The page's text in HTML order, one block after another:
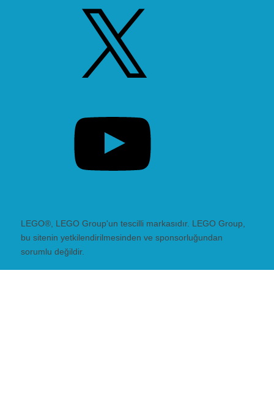
LEGO®, LEGO Group'un tescilli markasıdır. LEGO Group,
bu sitenin yetkilendirilmesinden ve sponsorluğundan
sorumlu değildir.